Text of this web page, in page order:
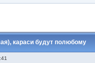
караси будут полюбому